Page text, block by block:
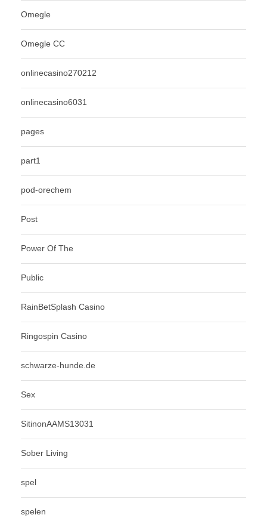
Omegle
Omegle CC
onlinecasino270212
onlinecasino6031
pages
part1
pod-orechem
Post
Power Of The
Public
RainBetSplash Casino
Ringospin Casino
schwarze-hunde.de
Sex
SitinonAAMS13031
Sober Living
spel
spelen